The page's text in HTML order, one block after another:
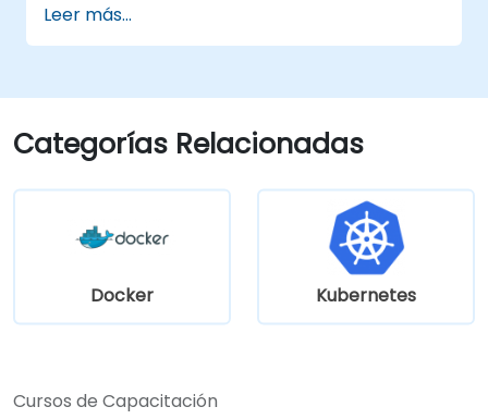
integración continua y despliegue
continuo.
aprovechando las funciones avanzadas
de Minikube.
Aplicar las mejores prácticas para el
Leer más...
Categorías Relacionadas
Docker Kubernetes
Cursos de Capacitación